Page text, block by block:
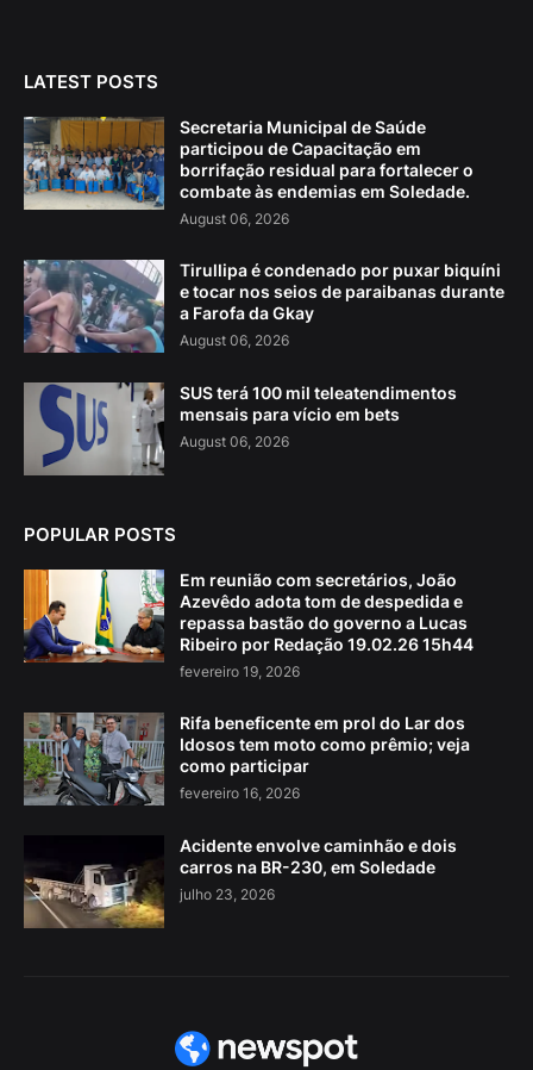
LATEST POSTS
Secretaria Municipal de Saúde
participou de Capacitação em
borrifação residual para fortalecer o
combate às endemias em Soledade.
August 06, 2026
Tirullipa é condenado por puxar biquíni
e tocar nos seios de paraibanas durante
a Farofa da Gkay
August 06, 2026
SUS terá 100 mil teleatendimentos
mensais para vício em bets
August 06, 2026
POPULAR POSTS
Em reunião com secretários, João
Azevêdo adota tom de despedida e
repassa bastão do governo a Lucas
Ribeiro por Redação 19.02.26 15h44
fevereiro 19, 2026
Rifa beneficente em prol do Lar dos
Idosos tem moto como prêmio; veja
como participar
fevereiro 16, 2026
Acidente envolve caminhão e dois
carros na BR-230, em Soledade
julho 23, 2026